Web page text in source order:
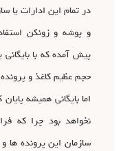
در تمام این ادارات یا
و پوشه و زونکن
پیش آمده که با
حجم عظیم کاغذ و
اما بایگانی همیشه
نخواهد بود چرا که
سازمان این پرونده ها